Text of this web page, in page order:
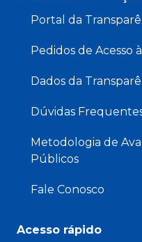
Portal da
Pedidos de Acesso
Dados da
Dúvidas
Metodologia de
Públicos
Fale Conosco
Acesso rápido